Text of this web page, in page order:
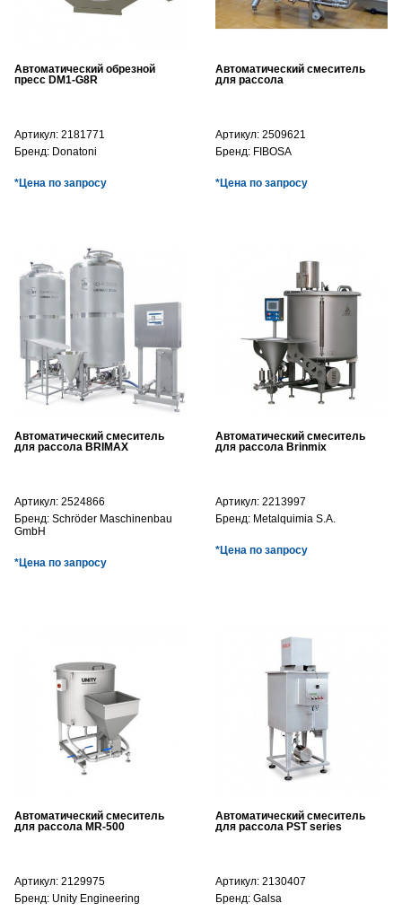
Автоматический обрезной
пресс DM1-G8R
Артикул: 2181771
Бренд: Donatoni
*Цена по запросу
Автоматический смеситель
для рассола
Артикул: 2509621
Бренд: FIBOSA
*Цена по запросу
Автоматический смеситель
для рассола BRIMAX
Артикул: 2524866
Бренд: Schröder Maschinenbau
GmbH
*Цена по запросу
Автоматический смеситель
для рассола Brinmix
Артикул: 2213997
Бренд: Metalquimia S.A.
*Цена по запросу
Автоматический смеситель
для рассола MR-500
Артикул: 2129975
Бренд: Unity Engineering
Автоматический смеситель
для рассола PST series
Артикул: 2130407
Бренд: Galsa